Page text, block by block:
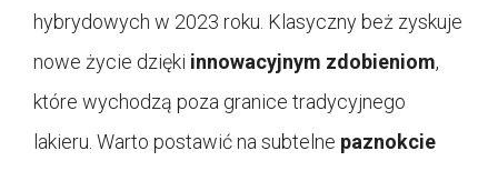
hybrydowych w 2023 roku. Klasyczny beż zyskuje
nowe życie dzięki innowacyjnym zdobieniom,
które wychodzą poza granice tradycyjnego
lakieru. Warto postawić na subtelne paznokcie